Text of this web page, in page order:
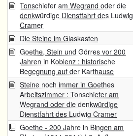
Tonschiefer am Wegrand oder die
denkwürdige Dienstfahrt des Ludwig
Cramer
Die Steine im Glaskasten
Goethe, Stein und Görres vor 200
Jahren in Koblenz : historische
Begegnung auf der Karthause
Steine noch immer in Goethes
Arbeitszimmer : Tonschiefer am
Wegrand oder die denkwürdige
Dienstfahrt des Ludwig Cramer
Goethe - 200 Jahre in Bingen am